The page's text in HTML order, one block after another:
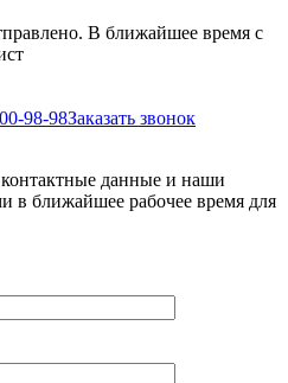
В ближайшее время с
98-98Заказать звонок
данные и наши
в ближайшее рабочее время для